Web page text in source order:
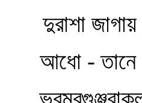
জাগায়
ভাঙা